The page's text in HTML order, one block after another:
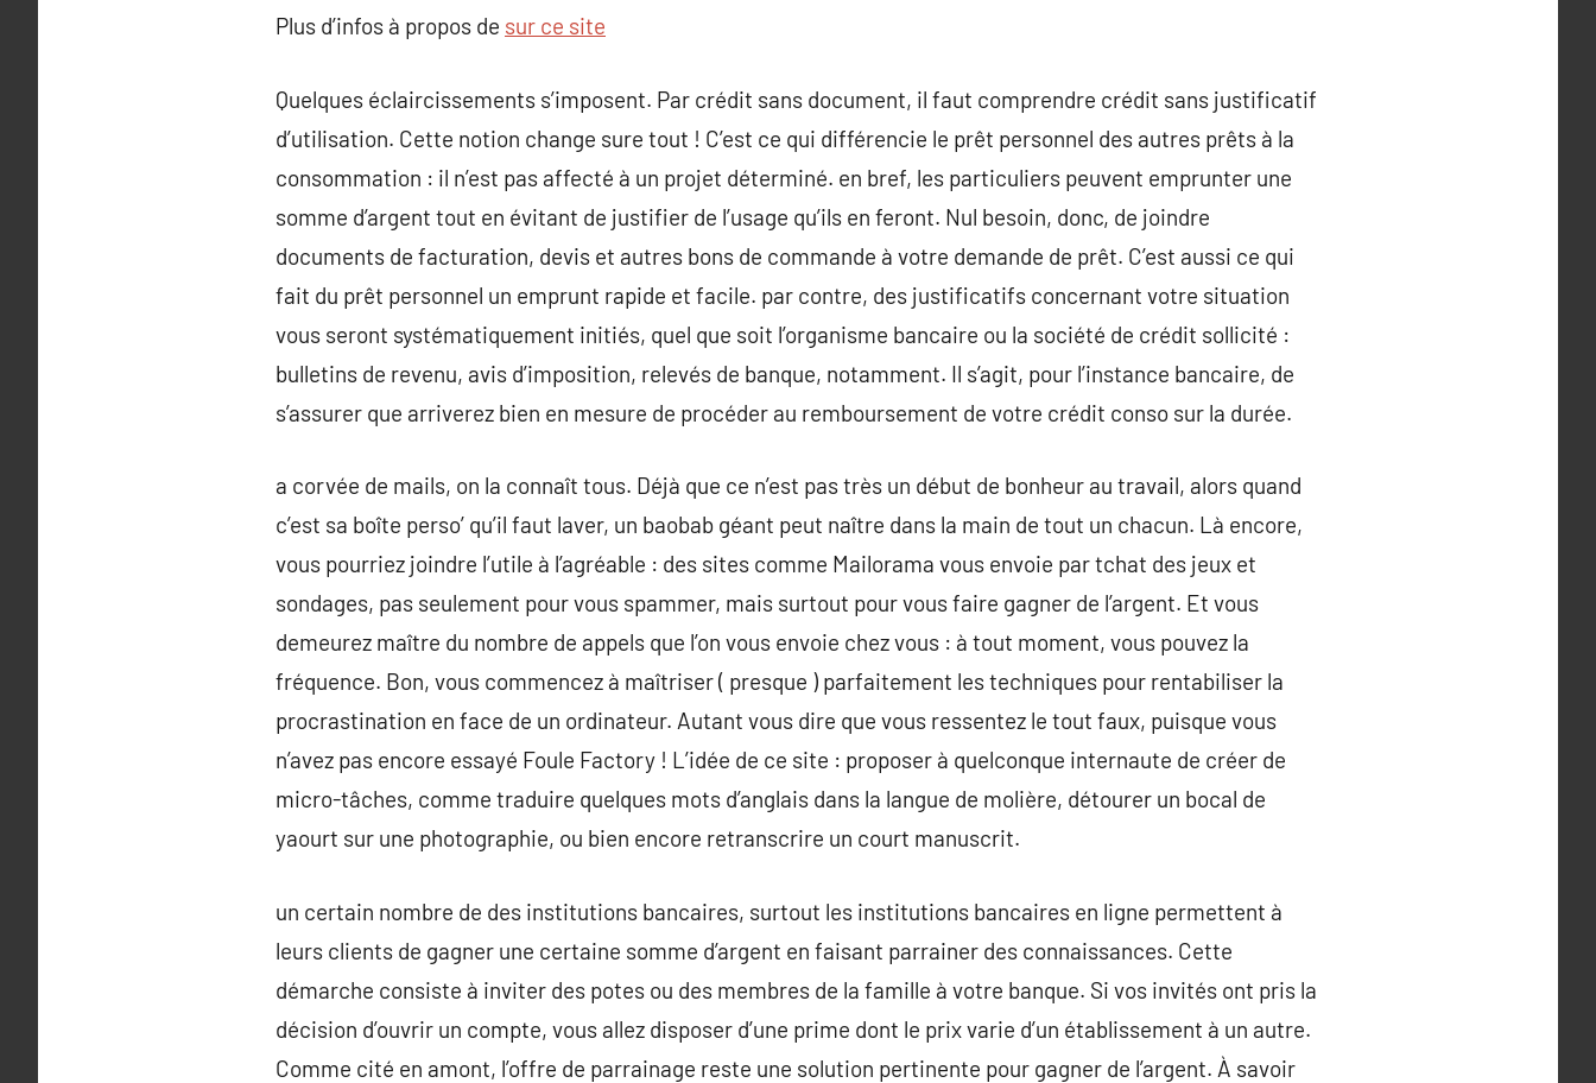
Plus d’infos à propos de sur ce site
Quelques éclaircissements s’imposent. Par crédit sans document, il faut comprendre crédit sans justificatif
d’utilisation. Cette notion change sure tout ! C’est ce qui différencie le prêt personnel des autres prêts à la
consommation : il n’est pas affecté à un projet déterminé. en bref, les particuliers peuvent emprunter une
somme d’argent tout en évitant de justifier de l’usage qu’ils en feront. Nul besoin, donc, de joindre
documents de facturation, devis et autres bons de commande à votre demande de prêt. C’est aussi ce qui
fait du prêt personnel un emprunt rapide et facile. par contre, des justificatifs concernant votre situation
vous seront systématiquement initiés, quel que soit l’organisme bancaire ou la société de crédit sollicité :
bulletins de revenu, avis d’imposition, relevés de banque, notamment. Il s’agit, pour l’instance bancaire, de
s’assurer que arriverez bien en mesure de procéder au remboursement de votre crédit conso sur la durée.
a corvée de mails, on la connaît tous. Déjà que ce n’est pas très un début de bonheur au travail, alors quand
c’est sa boîte perso’ qu’il faut laver, un baobab géant peut naître dans la main de tout un chacun. Là encore,
vous pourriez joindre l’utile à l’agréable : des sites comme Mailorama vous envoie par tchat des jeux et
sondages, pas seulement pour vous spammer, mais surtout pour vous faire gagner de l’argent. Et vous
demeurez maître du nombre de appels que l’on vous envoie chez vous : à tout moment, vous pouvez la
fréquence. Bon, vous commencez à maîtriser ( presque ) parfaitement les techniques pour rentabiliser la
procrastination en face de un ordinateur. Autant vous dire que vous ressentez le tout faux, puisque vous
n’avez pas encore essayé Foule Factory ! L’idée de ce site : proposer à quelconque internaute de créer de
micro-tâches, comme traduire quelques mots d’anglais dans la langue de molière, détourer un bocal de
yaourt sur une photographie, ou bien encore retranscrire un court manuscrit.
un certain nombre de des institutions bancaires, surtout les institutions bancaires en ligne permettent à
leurs clients de gagner une certaine somme d’argent en faisant parrainer des connaissances. Cette
démarche consiste à inviter des potes ou des membres de la famille à votre banque. Si vos invités ont pris la
décision d’ouvrir un compte, vous allez disposer d’une prime dont le prix varie d’un établissement à un autre.
Comme cité en amont, l’offre de parrainage reste une solution pertinente pour gagner de l’argent. À savoir